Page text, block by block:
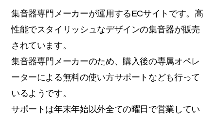
集音器専門メーカーが運用するECサイトです。高
性能でスタイリッシュなデザインの集音器が販売
されています。
集音器専門メーカーのため、購入後の専属オペレ
ーターによる無料の使い方サポートなども行って
いるようです。
サポートは年末年始以外全ての曜日で営業してい